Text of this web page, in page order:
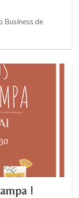
Business de
!